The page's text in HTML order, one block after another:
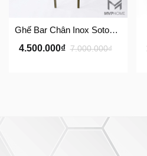
Ghế Bar Chân Inox Sotogrande TG-309
4.500.000₫7.000.000₫